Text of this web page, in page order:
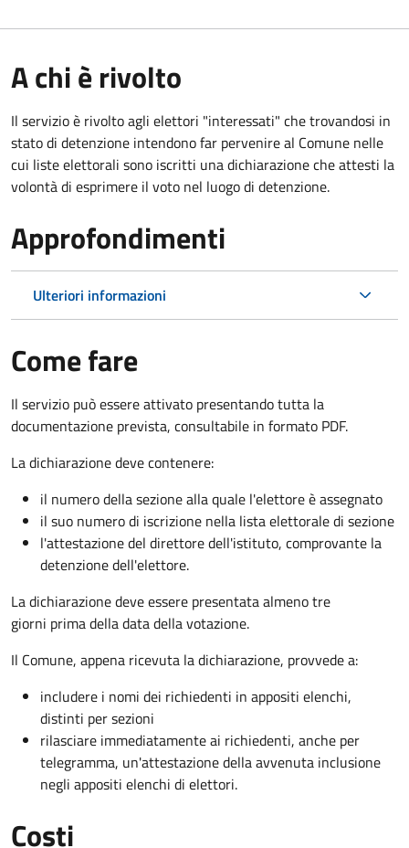
A chi è rivolto
Il servizio è rivolto agli elettori "interessati" che trovandosi in
stato di detenzione intendono far pervenire al Comune nelle
cui liste elettorali sono iscritti una dichiarazione che attesti la
volontà di esprimere il voto nel luogo di detenzione.
Approfondimenti
Ulteriori informazioni
Come fare
Il servizio può essere attivato presentando tutta la
documentazione prevista, consultabile in formato PDF.
La dichiarazione deve contenere:
il numero della sezione alla quale l'elettore è assegnato
il suo numero di iscrizione nella lista elettorale di sezione
l'attestazione del direttore dell'istituto, comprovante la
detenzione dell'elettore.
La dichiarazione deve essere presentata almeno tre
giorni prima della data della votazione.
Il Comune, appena ricevuta la dichiarazione, provvede a:
includere i nomi dei richiedenti in appositi elenchi,
distinti per sezioni
rilasciare immediatamente ai richiedenti, anche per
telegramma, un'attestazione della avvenuta inclusione
negli appositi elenchi di elettori.
Costi